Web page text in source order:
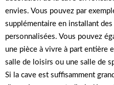
envies. Vous pouvez par
supplémentaire en installant
personnalisées. Vous pouvez
une pièce à vivre à part entière
salle de loisirs ou une salle de
Si la cave est suffisamment